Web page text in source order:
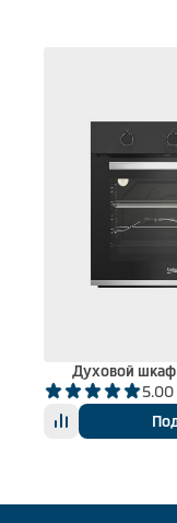
Духовой шкаф
5.00